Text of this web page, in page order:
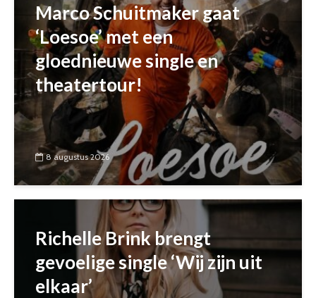
Marco Schuitmaker gaat
‘Loesoe’ met een
gloednieuwe single en
theatertour!
8 augustus 2026
Richelle Brink brengt
gevoelige single ‘Wij zijn uit
elkaar’